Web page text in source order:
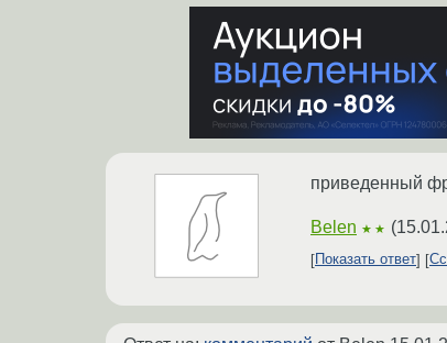
приведенный
Belen ★★ (
Показать ответ